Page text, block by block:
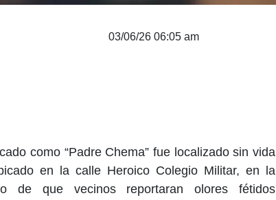
03/06/26 06:05 am
como “Padre Chema” fue localizado sin vida
en la calle Heroico Colegio Militar, en la
de que vecinos reportaran olores fétidos